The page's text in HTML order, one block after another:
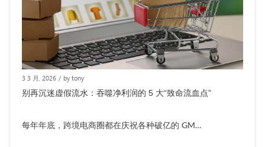
3 3 月, 2026 / by tony
别再沉迷虚假流水：吞噬净利润的 5 大“致命流血点”
每年年底，跨境电商圈都在庆祝各种破亿的 GM…